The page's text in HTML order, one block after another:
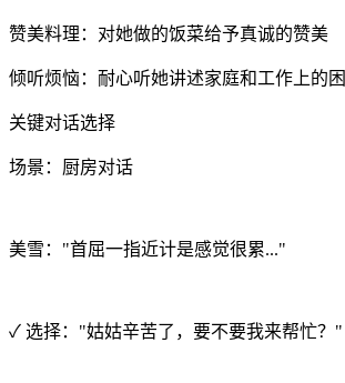
赞美料理：对她做的饭菜给予真诚的赞美
倾听烦恼：耐心听她讲述家庭和工作上的
关键对话选择
场景：厨房对话
美雪："首屈一指近计是感觉很累..."
✓ 选择："姑姑辛苦了，要不要我来帮忙？"